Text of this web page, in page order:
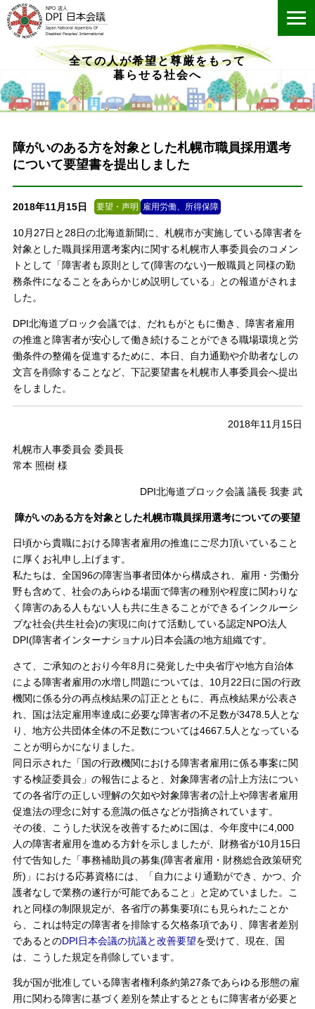
全ての人が希望と尊厳をもって
暮らせる社会へ
障がいのある方を対象とした札幌市職員採用選考
について要望書を提出しました
2018年11月15日 要望・声明 雇用労働、所得保障
10月27日と28日の北海道新聞に、札幌市が実施している障害者を
対象とした職員採用選考案内に関する札幌市人事委員会のコメン
トとして「障害者も原則として(障害のない)一般職員と同様の勤
務条件になることをあらかじめ説明している」との報道がされま
した。
DPI北海道ブロック会議では、だれもがともに働き、障害者雇用
の推進と障害者が安心して働き続けることができる職場環境と労
働条件の整備を促進するために、本日、自力通勤や介助者なしの
文言を削除することなど、下記要望書を札幌市人事委員会へ提出
をしました。
2018年11月15日
札幌市人事委員会 委員長
常本 照樹 様
DPI北海道ブロック会議 議長 我妻 武
障がいのある方を対象とした札幌市職員採用選考についての要望
日頃から貴職における障害者雇用の推進にご尽力頂いていること
に厚くお礼申し上げます。
私たちは、全国96の障害当事者団体から構成され、雇用・労働分
野も含めて、社会のあらゆる場面で障害の種別や程度に関わりな
く障害のある人もない人も共に生きることができるインクルーシ
ブな社会(共生社会)の実現に向けて活動している認定NPO法人
DPI(障害者インターナショナル)日本会議の地方組織です。
さて、ご承知のとおり今年8月に発覚した中央省庁や地方自治体
による障害者雇用の水増し問題については、10月22日に国の行政
機関に係る分の再点検結果の訂正とともに、再点検結果が公表さ
れ、国は法定雇用率達成に必要な障害者の不足数が3478.5人とな
り、地方公共団体全体の不足数については4667.5人となっている
ことが明らかになりました。
同日示された「国の行政機関における障害者雇用に係る事案に関
する検証委員会」の報告によると、対象障害者の計上方法につい
ての各省庁の正しい理解の欠如や対象障害者の計上や障害者雇用
促進法の理念に対する意識の低さなどが指摘されています。
その後、こうした状況を改善するために国は、今年度中に4,000
人の障害者雇用を進める方針を示しましたが、財務省が10月15日
付で告知した「事務補助員の募集(障害者雇用・財務総合政策研究
所)」における応募資格には、「自力により通勤ができ、かつ、介
護者なしで業務の遂行が可能であること」と定めていました。こ
れと同様の制限規定が、各省庁の募集要項にも見られたことか
ら、これは特定の障害者を排除する欠格条項であり、障害者差別
であるとのDPI日本会議の抗議と改善要望を受けて、現在、国
は、こうした規定を削除しています。
我が国が批准している障害者権利条約第27条であらゆる形態の雇
用に関わる障害に基づく差別を禁止するとともに障害者が必要と